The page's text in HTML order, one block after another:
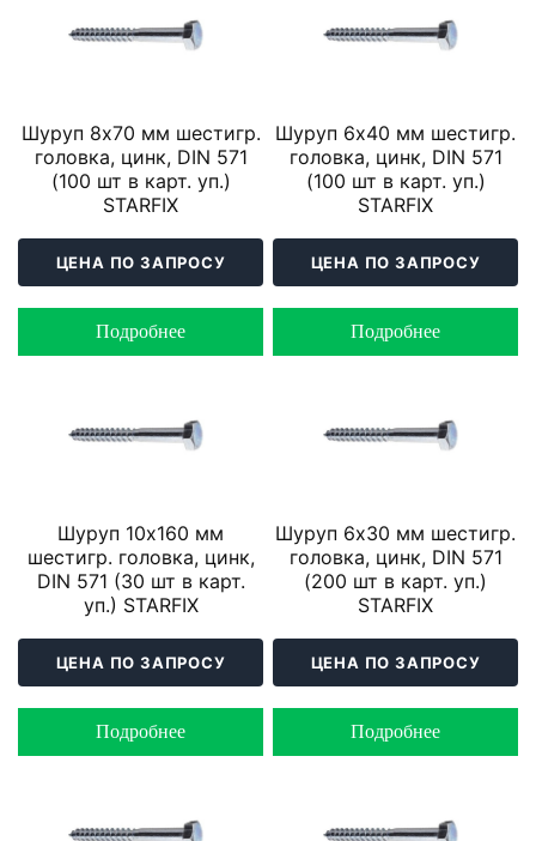
Шуруп 8х70 мм шестигр.
головка, цинк, DIN 571
(100 шт в карт. уп.)
STARFIX
ЦЕНА ПО ЗАПРОСУ
Подробнее
Шуруп 6х40 мм шестигр.
головка, цинк, DIN 571
(100 шт в карт. уп.)
STARFIX
ЦЕНА ПО ЗАПРОСУ
Подробнее
Шуруп 10х160 мм
шестигр. головка, цинк,
DIN 571 (30 шт в карт.
уп.) STARFIX
ЦЕНА ПО ЗАПРОСУ
Подробнее
Шуруп 6х30 мм шестигр.
головка, цинк, DIN 571
(200 шт в карт. уп.)
STARFIX
ЦЕНА ПО ЗАПРОСУ
Подробнее